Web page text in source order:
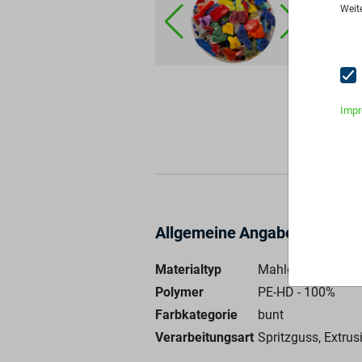
Allgemeine Angaben
Materialtyp
Mahlgut
Polymer
PE-HD - 100%
Farbkategorie
bunt
Verarbeitungsart Spritzguss,